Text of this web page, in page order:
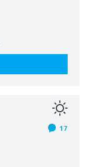
17